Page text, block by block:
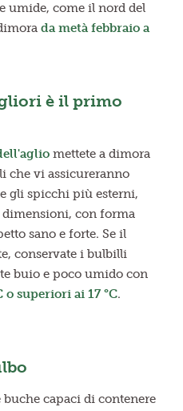
umide, come il nord del
da metà febbraio a
è il primo
mettete a dimora
che vi assicureranno
gli spicchi più esterni,
con forma
sano e forte. Se il
conservate i bulbilli
buio e poco umido con
o superiori ai 17 °C.
capaci di contenere